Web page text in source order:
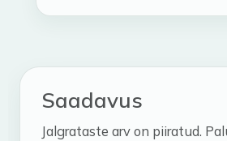
Saadavus
Jalgrataste arv on piiratud.